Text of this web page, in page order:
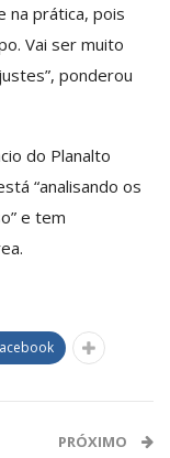
na prática, pois
Vai ser muito
ponderou
do Planalto
“analisando os
e tem
PRÓXIMO